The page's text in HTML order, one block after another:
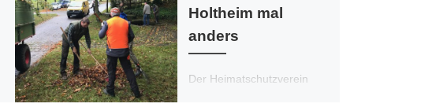
Holtheim mal
anders
Der Heimatschutzverein